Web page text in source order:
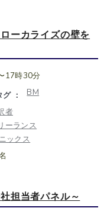
ーカライズの壁を
17時30分
グ ：
BM
者
ーランス
ックス
担当者パネル～